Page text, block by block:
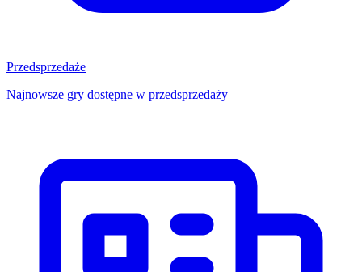
Przedsprzedaże
Najnowsze gry dostępne w przedsprzedaży